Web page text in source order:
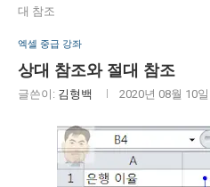
대 참조
엑셀 중급 강좌
상대 참조와 절대 참조
글쓴이: 김형백 2020년 08월 10일